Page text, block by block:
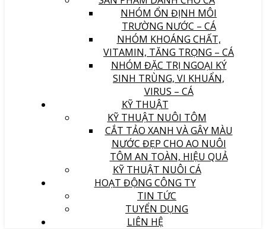
NHÓM ỔN ĐỊNH MÔI
TRƯỜNG NƯỚC – CÁ
NHÓM KHOÁNG CHẤT,
VITAMIN, TĂNG TRỌNG – CÁ
NHÓM ĐẶC TRỊ NGOẠI KÝ
SINH TRÙNG, VI KHUẨN,
VIRUS – CÁ
KỸ THUẬT
KỸ THUẬT NUÔI TÔM
CẮT TẢO XANH VÀ GÂY MÀU
NƯỚC ĐẸP CHO AO NUÔI
TÔM AN TOÀN, HIỆU QUẢ
KỸ THUẬT NUÔI CÁ
HOẠT ĐỘNG CÔNG TY
TIN TỨC
TUYỂN DỤNG
LIÊN HỆ